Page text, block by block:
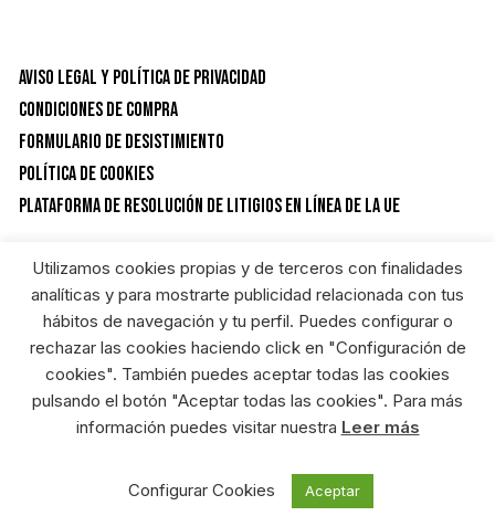
Aviso Legal y Política de privacidad
Condiciones de Compra
Formulario de desistimiento
Política de Cookies
Plataforma de resolución de litigios en línea de la UE
CATEGORÍAS DEL PRODUCTO
×
Ferreteria y bricolaje
Utilizamos cookies propias y de terceros con finalidades
analíticas y para mostrarte publicidad relacionada con tus
hábitos de navegación y tu perfil. Puedes configurar o
rechazar las cookies haciendo click en "Configuración de
cookies". También puedes aceptar todas las cookies
pulsando el botón "Aceptar todas las cookies". Para más
información puedes visitar nuestra Leer más
Configurar Cookies Aceptar